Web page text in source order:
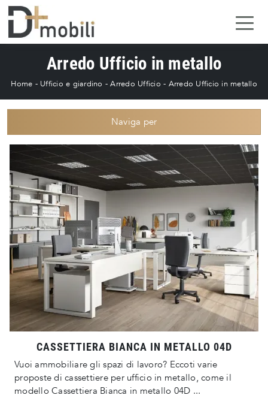
Arredo Ufficio in metallo
Home - Ufficio e giardino -Arredo Ufficio - Arredo Ufficio in metallo
Naviga per
CASSETTIERA BIANCA IN METALLO 04D
Vuoi ammobiliare gli spazi di lavoro? Eccoti varie
proposte di cassettiere per ufficio in metallo, come il
modello Cassettiera Bianca in metallo 04D ...